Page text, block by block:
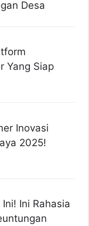
Desa
Yang Siap
Inovasi
2025!
Ini Rahasia